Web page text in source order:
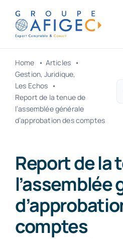
Passer
contenu
Qui-
Home
Articles
Gestion Juridique
Les Echos
Report de la tenue de
l’assemblée générale
d’approbation des comptes
Report de la
l’assemblée
comptes